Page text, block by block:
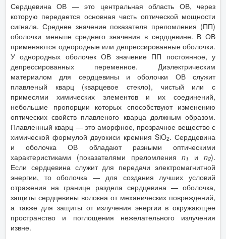
Сердцевина ОВ — это центральная область ОВ, через
которую передается основная часть оптической мощности
сигнала. Среднее значение показателя преломления (ПП)
оболочки меньше среднего значения в сердцевине. В ОВ
применяются однородные или депрессированные оболочки.
У однородных оболочек ОВ значение ПП постоянное, у
депрессированных переменное. Диэлектрическим
материалом для сердцевины и оболочки ОВ служит
плавленый кварц (кварцевое стекло), чистый или с
примесями химических элементов и их соединений,
небольшие пропорции которых способствуют изменению
оптических свойств плавленого кварца должным образом.
Плавленный кварц — это аморфное, прозрачное вещество с
химической формулой двуокиси кремния SiO2. Сердцевина
и оболочка ОВ обладают разными оптическими
характеристиками (показателями преломленияn1 иn2).
Если сердцевина служит для передачи электромагнитной
энергии, то оболочка — для создания лучших условий
отражения на границе раздела сердцевина — оболочка,
защиты сердцевины волокна от механических повреждений,
а также для защиты от излучения энергии в окружающее
пространство и поглощения нежелательного излучения
извне.